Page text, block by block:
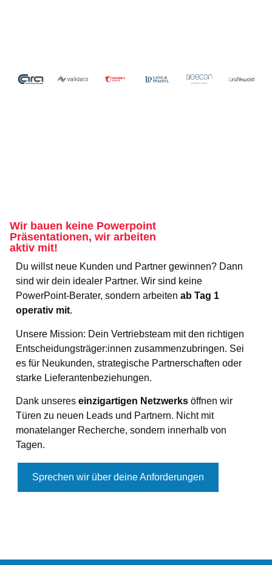
Wir bauen keine Powerpoint
Präsentationen, wir arbeiten
aktiv mit!
Du willst neue Kunden und Partner gewinnen? Dann
sind wir dein idealer Partner. Wir sind keine
PowerPoint-Berater, sondern arbeiten ab Tag 1
operativ mit.
Unsere Mission: Dein Vertriebsteam mit den richtigen
Entscheidungsträger:innen zusammenzubringen. Sei
es für Neukunden, strategische Partnerschaften oder
starke Lieferantenbeziehungen.
Dank unseres einzigartigen Netzwerks öffnen wir
Türen zu neuen Leads und Partnern. Nicht mit
monatelanger Recherche, sondern innerhalb von
Tagen.
Sprechen wir über deine Anforderungen